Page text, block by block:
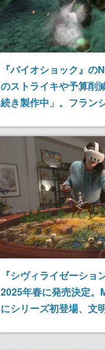
『バイオショック』
のストライキや予算削
続き製作中」。フラン
海外メディアのイン
『シヴィライゼーシ
2025年春に発売決定
にシリーズ初登場、文
オラマテーブルを取